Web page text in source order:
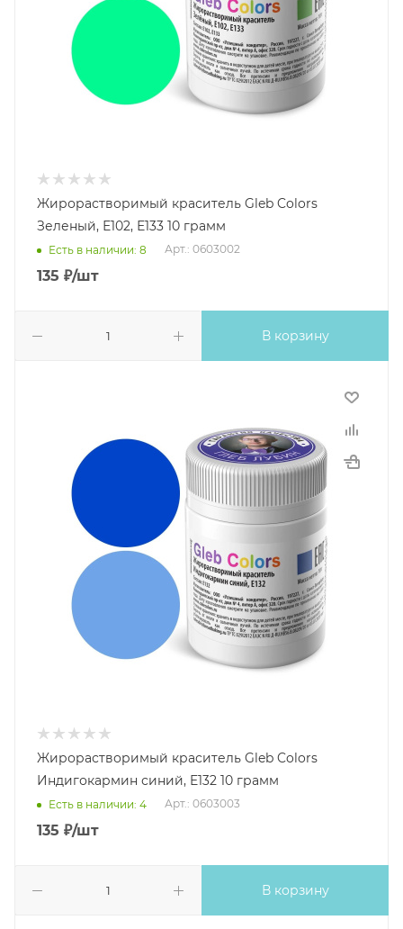
Жирорастворимый краситель Gleb Colors
Зеленый, Е102, Е133 10 грамм
Есть в наличии: 8 Арт.: 0603002
135 ₽/шт
В корзину
Жирорастворимый краситель Gleb Colors
Индигокармин синий, E132 10 грамм
Есть в наличии: 4 Арт.: 0603003
135 ₽/шт
В корзину